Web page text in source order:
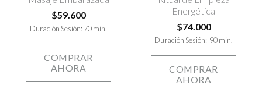
$59.600
Duración Sesión: 70 min.
COMPRAR
AHORA
Energética
$74.000
Duración Sesión: 90 min.
COMPRAR
AHORA